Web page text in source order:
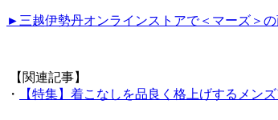
►三越伊勢丹オンラインストアで＜マーズ＞の
【関連記事】
・
【特集】着こなしを品良く格上げするメン